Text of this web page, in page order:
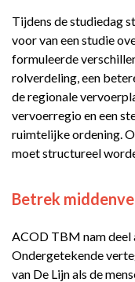
Tijdens de studiedag
voor van een studie
formuleerde
rolverdeling, een
de regionale
vervoerregio en een
ruimtelijke ordening.
moet structureel
Betrek
ACOD TBM nam deel
Ondergetekende
van De Lijn als de